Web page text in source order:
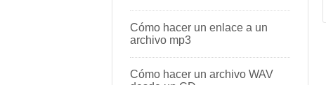
Cómo hacer un enlace a un
archivo mp3
Cómo hacer un archivo WAV